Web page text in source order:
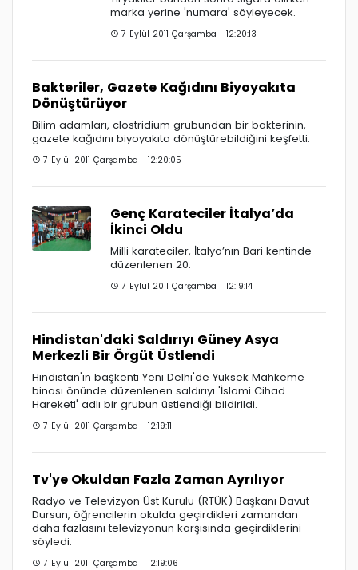
marka yerine 'numara' söyleyecek.
7 Eylül 2011 Çarşamba 12:20:13
Bakteriler, Gazete Kağıdını Biyoyakıta
Dönüştürüyor
Bilim adamları, clostridium grubundan bir bakterinin,
gazete kağıdını biyoyakıta dönüştürebildiğini keşfetti.
7 Eylül 2011 Çarşamba 12:20:05
Genç Karateciler İtalya’da
İkinci Oldu
Milli karateciler, İtalya’nın Bari kentinde
düzenlenen 20.
7 Eylül 2011 Çarşamba 12:19:14
Hindistan'daki Saldırıyı Güney Asya
Merkezli Bir Örgüt Üstlendi
Hindistan'ın başkenti Yeni Delhi'de Yüksek Mahkeme
binası önünde düzenlenen saldırıyı 'İslami Cihad
Hareketi' adlı bir grubun üstlendiği bildirildi.
7 Eylül 2011 Çarşamba 12:19:11
Tv'ye Okuldan Fazla Zaman Ayrılıyor
Radyo ve Televizyon Üst Kurulu (RTÜK) Başkanı Davut
Dursun, öğrencilerin okulda geçirdikleri zamandan
daha fazlasını televizyonun karşısında geçirdiklerini
söyledi.
7 Eylül 2011 Çarşamba 12:19:06